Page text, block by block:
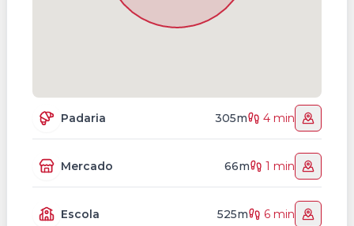
Padaria 305m 4 min
Mercado 66m 1 min
Escola 525m 6 min